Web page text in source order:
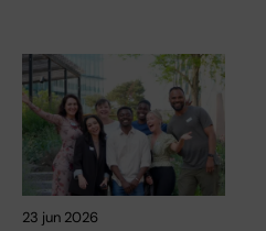
23 jun 2026